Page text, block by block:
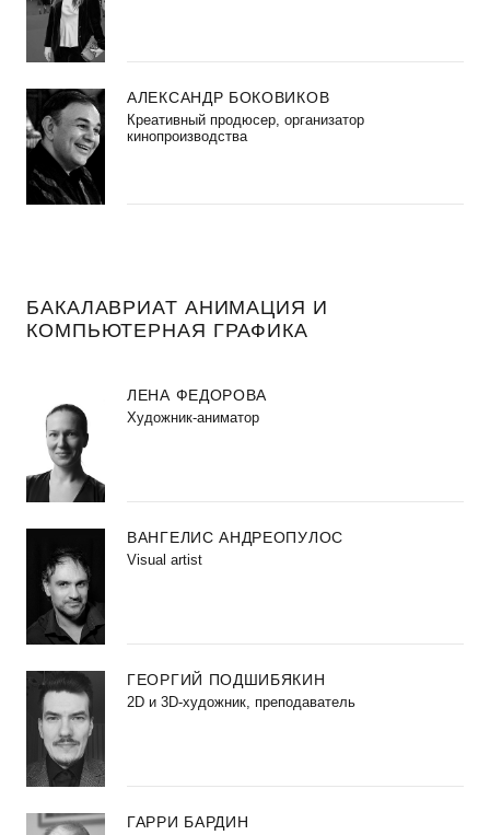
АЛЕКСАНДР БОКОВИКОВ
Креативный продюсер, организатор
кинопроизводства
БАКАЛАВРИАТ АНИМАЦИЯ И
КОМПЬЮТЕРНАЯ ГРАФИКА
ЛЕНА ФЕДОРОВА
Художник-аниматор
ВАНГЕЛИС АНДРЕОПУЛОС
Visual artist
ГЕОРГИЙ ПОДШИБЯКИН
2D и 3D-художник, преподаватель
ГАРРИ БАРДИН